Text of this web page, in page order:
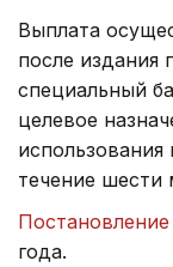
Выплата
после издания
специальный
целевое
течение шести
Постановление
года.